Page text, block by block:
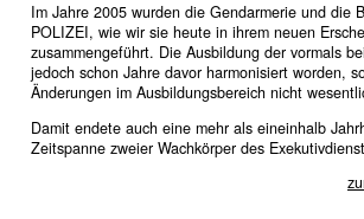
Im Jahre 2005 wurden die Gendarmerie und die
POLIZEI, wie wir sie heute in ihrem neuen
zusammengeführt. Die Ausbildung der vormals
jedoch schon Jahre davor harmonisiert worden,
Änderungen im Ausbildungsbereich nicht
Damit endete auch eine mehr als eineinhalb
Zeitspanne zweier Wachkörper des